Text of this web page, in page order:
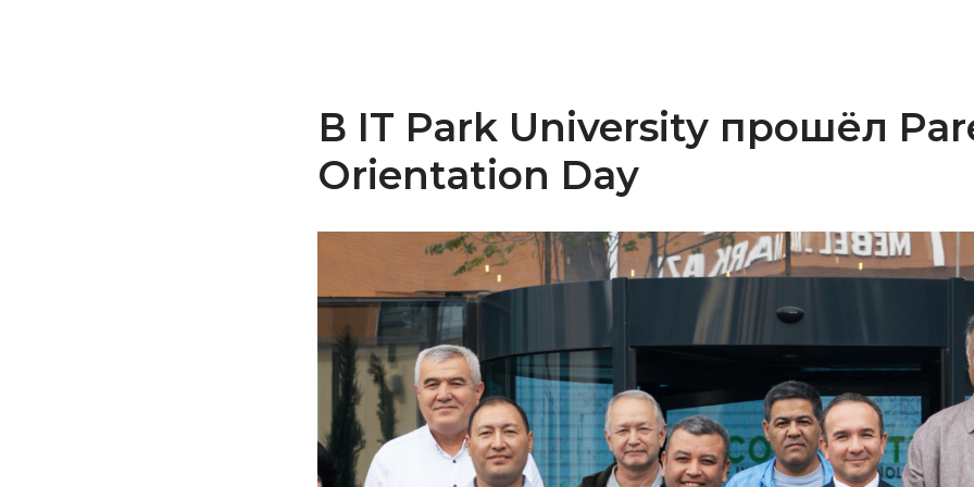
В IT Park University прошёл
Orientation Day